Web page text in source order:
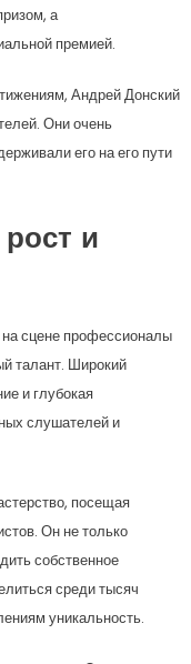
а
премией.
Андрей Донский
Они очень
его на его пути
и
сцене профессионалы
талант. Широкий
и глубокая
слушателей и
посещая
Он не только
собственное
среди тысяч
уникальность.